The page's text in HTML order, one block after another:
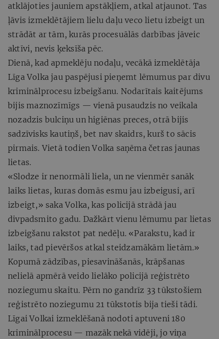
atklājoties jauniem apstākļiem, atkal atjaunot. Tas
ļāvis izmeklētājiem lielu daļu veco lietu izbeigt un
strādāt ar tām, kurās procesuālās darbības jāveic
aktīvi, nevis ķeksīša pēc.
Dienā, kad apmeklēju nodaļu, vecākā izmeklētāja
Līga Volka jau paspējusi pieņemt lēmumus par divu
kriminālprocesu izbeigšanu. Nodarītais kaitējums
bijis maznozīmīgs — vienā pusaudzis no veikala
nozadzis bulciņu un higiēnas preces, otrā bijis
sadzīvisks kautiņš, bet nav skaidrs, kurš to sācis
pirmais. Vietā todien Volka saņēma četras jaunas
lietas.
«Slodze ir nenormāli liela, un ne vienmēr sanāk
laiks lietas, kuras domās esmu jau izbeigusi, arī
izbeigt,» saka Volka, kas policijā strādā jau
divpadsmito gadu. Dažkārt vienu lēmumu par lietas
izbeigšanu rakstot pat nedēļu. «Parakstu, kad ir
laiks, tad pievēršos atkal steidzamākām lietām.»
Kopumā zādzības, piesavināšanās, krāpšanas
nelielā apmērā veido lielāko policijā reģistrēto
noziegumu skaitu. Pērn no gandrīz 33 tūkstošiem
reģistrēto noziegumu 21 tūkstotis bija tieši tādi.
Līgai Volkai izmeklēšanā nodoti aptuveni 180
kriminālprocesu — mazāk nekā vidēji, jo viņa